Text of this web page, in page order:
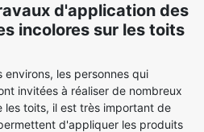
d'application des
incolores sur les toits
environs, les personnes qui
invitées à réaliser de nombreux
les toits, il est très important de
d'appliquer les produits